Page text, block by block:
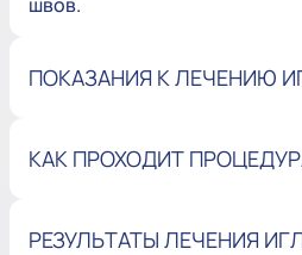
ПОКАЗАНИЯ К ЛЕЧЕНИЮ
КАК ПРОХОДИТ
РЕЗУЛЬТАТЫ ЛЕЧЕНИЯ